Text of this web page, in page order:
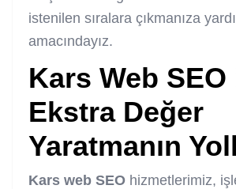
istenilen sıralara çıkmanıza
amacındayız.
Kars Web SEO
Ekstra Değer
Yaratmanın
Kars web SEO hizmetlerimiz,